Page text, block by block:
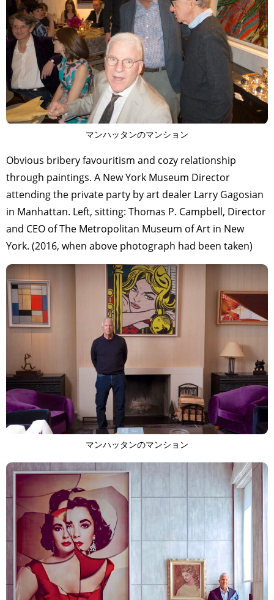
マンハッタンのマンション
Obvious bribery favouritism and cozy relationship
through paintings. A New York Museum Director
attending the private party by art dealer Larry Gagosian
in Manhattan. Left, sitting: Thomas P. Campbell, Director
and CEO of The Metropolitan Museum of Art in New
York. (2016, when above photograph had been taken)
マンハッタンのマンション